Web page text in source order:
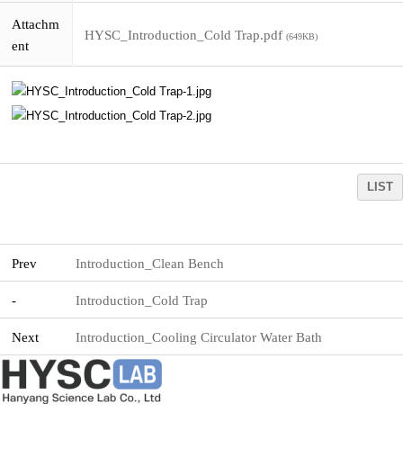
Attachm
ent
HYSC_Introduction_Cold Trap.pdf (649KB)
LIST
Prev Introduction_Clean Bench
- Introduction_Cold Trap
Next Introduction_Cooling Circulator Water Bath